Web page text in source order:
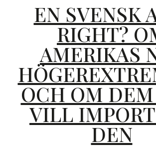
EN SVENSK
RIGHT?
AMERIKAS
OCH OM
VILL
DEN